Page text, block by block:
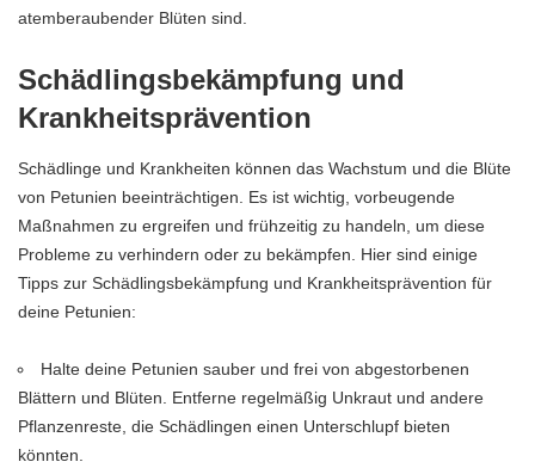
atemberaubender Blüten sind.
Schädlingsbekämpfung und
Krankheitsprävention
Schädlinge und Krankheiten können das Wachstum und die Blüte
von Petunien beeinträchtigen. Es ist wichtig, vorbeugende
Maßnahmen zu ergreifen und frühzeitig zu handeln, um diese
Probleme zu verhindern oder zu bekämpfen. Hier sind einige
Tipps zur Schädlingsbekämpfung und Krankheitsprävention für
deine Petunien:
Halte deine Petunien sauber und frei von abgestorbenen
Blättern und Blüten. Entferne regelmäßig Unkraut und andere
Pflanzenreste, die Schädlingen einen Unterschlupf bieten
könnten.